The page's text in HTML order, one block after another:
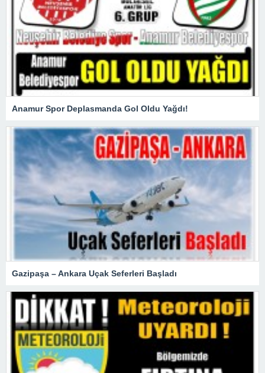
Anamur Spor Deplasmanda Gol Oldu Yağdı!
Gazipaşa – Ankara Uçak Seferleri Başladı